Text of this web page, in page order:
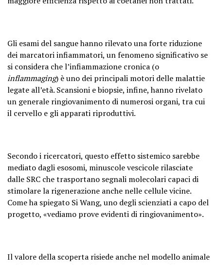
Gli esami del sangue hanno rilevato una forte riduzione
dei marcatori infiammatori, un fenomeno significativo se
si considera che l’infiammazione cronica (o
inflammaging) è uno dei principali motori delle malattie
legate all’età. Scansioni e biopsie, infine, hanno rivelato
un generale ringiovanimento di numerosi organi, tra cui
il cervello e gli apparati riproduttivi.
Secondo i ricercatori, questo effetto sistemico sarebbe
mediato dagli esosomi, minuscole vescicole rilasciate
dalle SRC che trasportano segnali molecolari capaci di
stimolare la rigenerazione anche nelle cellule vicine.
Come ha spiegato Si Wang, uno degli scienziati a capo del
progetto, «vediamo prove evidenti di ringiovanimento».
Il valore della scoperta risiede anche nel modello animale